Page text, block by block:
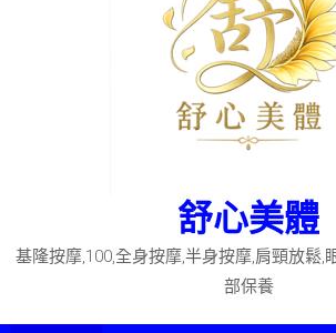
舒心美體
基隆按摩,100,全身按摩,半身按摩,肩頸放鬆,
部保養